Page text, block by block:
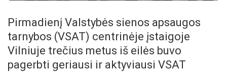
Pirmadienį Valstybės sienos apsaugos
tarnybos (VSAT) centrinėje įstaigoje
Vilniuje trečius metus iš eilės buvo
pagerbti geriausi ir aktyviausi VSAT